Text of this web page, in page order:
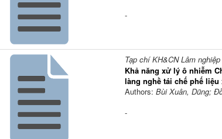
-
Tạp chí KH&CN Lâm
Khả năng xử lý ô nhiễm
làng nghề tái chế phế liệu
Authors: Bùi Xuân, Dũng;
-